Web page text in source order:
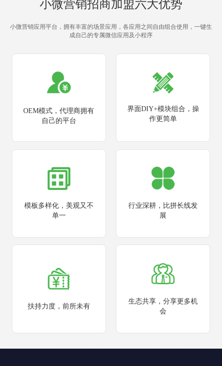
小微营销招商加盟六大优势
小微营销应用平台，拥有丰富的场景应用，各应用之间自由组合使用，一键生
成自己的专属微信应用及小程序
OEM模式，代理商拥有
自己的平台
界面DIY+模块组合，操
作更简单
模板多样化，美观又不
单一
行业深耕，比拼长线发
展
扶持力度，前所未有
生态共享，分享更多机
会